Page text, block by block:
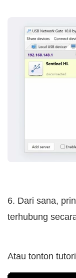
6. Dari sana,
terhubung
Atau tonton